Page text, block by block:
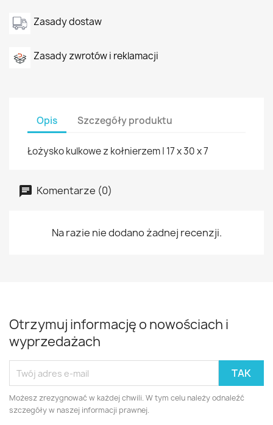
Zasady dostaw
Zasady zwrotów i reklamacji
Opis Szczegóły produktu
Łożysko kulkowe z kołnierzem | 17 x 30 x 7
Komentarze (0)
Na razie nie dodano żadnej recenzji.
Otrzymuj informację o nowościach i
wyprzedażach
Możesz zrezygnować w każdej chwili. W tym celu należy odnaleźć
szczegóły w naszej informacji prawnej.